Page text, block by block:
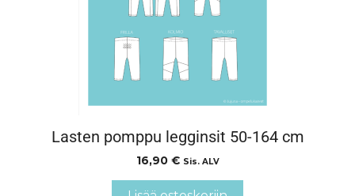
Lasten pomppu legginsit 50-164 cm
16,90 € Sis. ALV